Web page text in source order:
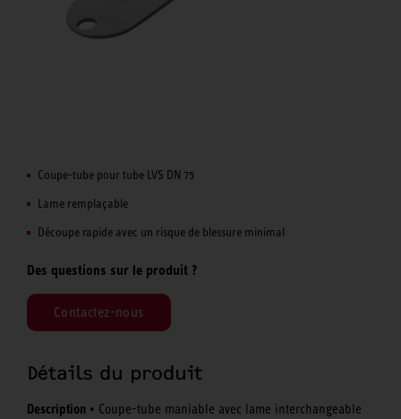
Coupe-tube pour tube LVS DN 75
Lame remplaçable
Découpe rapide avec un risque de blessure minimal
Des questions sur le produit ?
Contactez-nous
Détails du produit
Description • Coupe-tube maniable avec lame interchangeable